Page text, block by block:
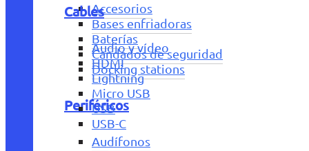
Accesorios
Bases enfriadoras
Baterías
Candados de seguridad
Docking stations
Periféricos
Audífonos
Cables
Audio y vídeo
HDMI
Lightning
Micro USB
USB
USB-C